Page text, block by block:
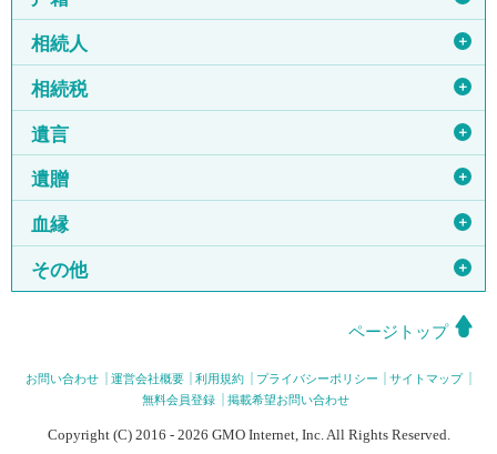
相続人 ＋
相続税 ＋
遺言 ＋
遺贈 ＋
血縁 ＋
その他 ＋
ページトップ
お問い合わせ 運営会社概要 利用規約 プライバシーポリシー
サイトマップ
無料会員登録
掲載希望お問い合わせ
Copyright (C) 2016 - 2026 GMO Internet, Inc. All Rights Reserved.